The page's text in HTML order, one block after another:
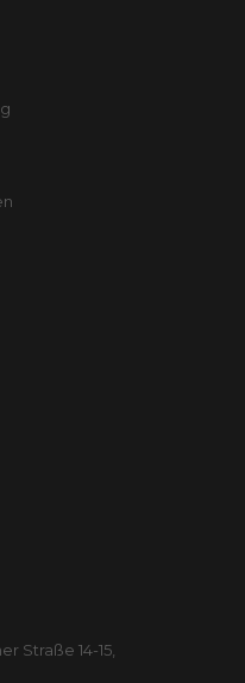
Straße 14-15,